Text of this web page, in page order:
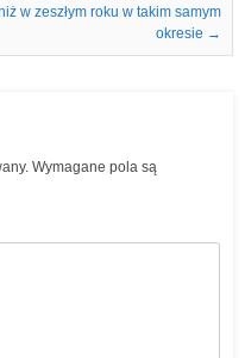
w zeszłym roku w takim samym
okresie →
Wymagane pola są